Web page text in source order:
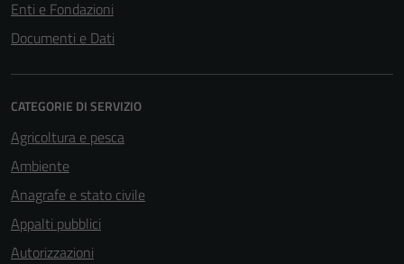
Enti e Fondazioni
Documenti e Dati
CATEGORIE DI SERVIZIO
Agricoltura e pesca
Ambiente
Anagrafe e stato civile
Appalti pubblici
Autorizzazioni